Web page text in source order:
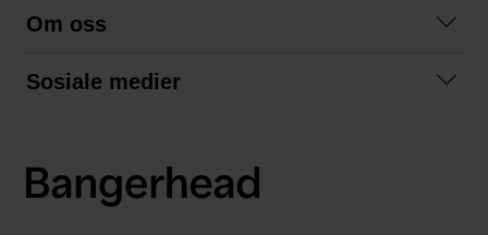
Kjøpsvilkår
Om oss
Sosiale medier
LinkedIn